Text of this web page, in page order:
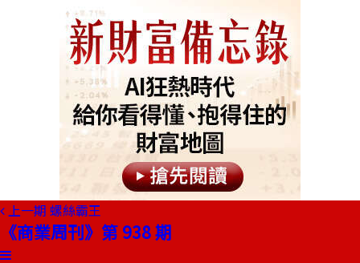
上一期 螺絲霸王
《商業周刊》第 938 期